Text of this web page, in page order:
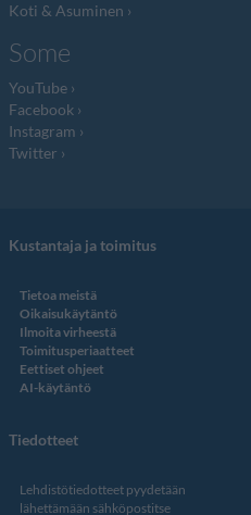
Koti & Asuminen
Some
YouTube
Facebook
Instagram
Twitter
Kustantaja ja toimitus
Tietoa meistä
Oikaisukäytäntö
Ilmoita virheestä
Toimitusperiaatteet
Eettiset ohjeet
AI-käytäntö
Tiedotteet
Lehdistötiedotteet pyydetään
lähettämään sähköpostitse